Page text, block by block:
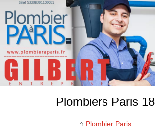
Plombiers Paris 18
Plombier Paris